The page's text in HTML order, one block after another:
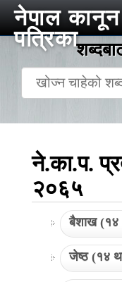
नेपाल कानून
पत्रिका
ने.का.प.
२०६५
बैशाख (१४
जेष्ठ (१४